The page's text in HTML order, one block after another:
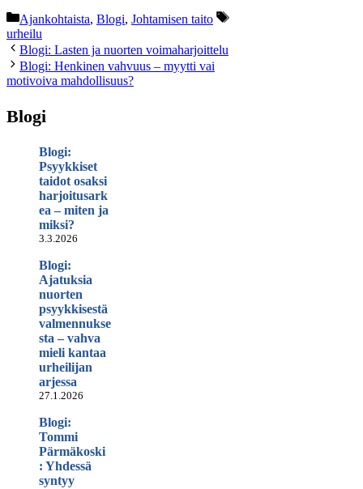
Kategoriat
Ajankohtaista, Blogi, Johtamisen taito
Avainsanat
urheilu
Blogi: Lasten ja nuorten voimaharjoittelu
Blogi: Henkinen vahvuus – myytti vai
motivoiva mahdollisuus?
Blogi
Blogi:
Psyykkiset
taidot osaksi
harjoitusark
ea – miten ja
miksi?
3.3.2026
Blogi:
Ajatuksia
nuorten
psyykkisestä
valmennukse
sta – vahva
mieli kantaa
urheilijan
arjessa
27.1.2026
Blogi:
Tommi
Pärmäkoski
: Yhdessä
syntyy